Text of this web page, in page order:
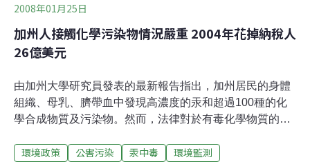
2008年01月25日
加州人接觸化學污染物情況嚴重 2004年花掉納稅人
26億美元
由加州大學研究員發表的最新報告指出，加州居民的身體
組織、母乳、臍帶血中發現高濃度的汞和超過100種的化
學合成物質及污染物。然而，法律對於有毒化學物質的規
報告連同其他對州政府的政策改造建議書於1月21日共同
環境政策 公害污染 汞中毒 環境監測